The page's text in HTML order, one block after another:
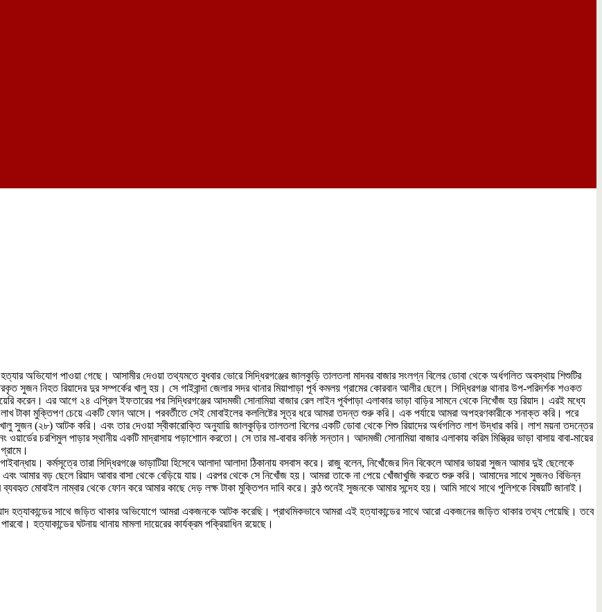
অভিযোগ পাওয়া গেছে। আসামীর দেওয়া তথ্যমতে বুধবার ভোরে সিদ্ধিরগঞ্জের জালকুড়ি তালতলা মাদবর বাজার সংলগ্ন বিলের ডোবা থেকে অর্ধগলিত অবস্থায় শিশুটির
নিহত রিয়াদের দুর সম্পর্কের খালু হয়। সে গাইবান্দা জেলার সদর থানার মিয়াপাড়া পূর্ব কমলয় গ্রামের কোরবান আলীর ছেলে। সিদ্ধিরগঞ্জ থানার উপ-পরিদর্শক শওকত
করেন। এর আগে ২৪ এপ্রিল ইফতারের পর সিদ্ধিরগঞ্জের আদমজী সোনামিয়া বাজার রেল লাইন পূর্বপাড়া এলাকার ভাড়া বাড়ির সামনে থেকে নিখোঁজ হয় রিয়াদ। এরই মধ্যে
লাখ টাকা মুক্তিপণ চেয়ে একটি ফোন আসে। পরবর্তীতে সেই মোবাইলের কললিষ্টের সূত্র ধরে আমরা তদন্ত শুরু করি। এক পর্যায়ে আমরা অপহরণকারীকে শনাক্ত করি। পরে
খালু সুজন (২৮) আটক করি। এবং তার দেওয়া স্বীকারোক্তি অনুযায়ি জালকুড়ির তালতলা বিলের একটি ডোবা থেকে শিশু রিয়াদের অর্ধগলিত লাশ উদ্ধার করি। লাশ ময়না তদন্তের
চরশিমুল পাড়ার স্থানীয় একটি মাদ্রাসায় পড়াশোান করতো। সে তার মা-বাবার কনিষ্ঠ সন্তান। আদমজী সোনামিয়া বাজার এলাকায় করিম মিস্ত্রির ভাড়া বাসায় বাবা-মায়ের
কর্মসূত্রে তারা সিদ্ধিরগঞ্জে ভাড়াটিয়া হিসেবে আলাদা আলাদা ঠিকানায় বসবাস করে। রাজু বলেন, নিখোঁজের দিন বিকেলে আমার ভায়রা সুজন আমার দুই ছেলেকে
আমার বড় ছেলে রিয়াদ আবার বাসা থেকে বেড়িয়ে যায়। এরপর থেকে সে নিখোঁজ হয়। আমরা তাকে না পেয়ে খোঁজাখুজি করতে শুরু করি। আমাদের সাথে সুজনও বিভিন্ন
মোবাইল নাম্বার থেকে ফোন করে আমার কাছে দেড় লক্ষ টাকা মুক্তিপন দাবি করে। কন্ঠ শুনেই সুজনকে আমার সন্দেহ হয়। আমি সাথে সাথে পুলিশকে বিষয়টি জানাই।
রিয়াদ হত্যাকান্ডের সাথে জড়িত থাকার অভিযোগে আমরা একজনকে আটক করেছি। প্রাথমিকভাবে আমরা এই হত্যাকান্ডের সাথে আরো একজনের জড়িত থাকার তথ্য পেয়েছি। তবে
হত্যাকান্ডের ঘটনায় থানায় মামলা দায়েরের কার্যক্রম পক্রিয়াধিন রয়েছে।